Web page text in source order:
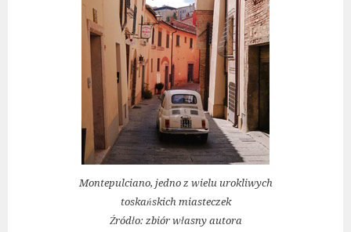
Montepulciano, jedno z wielu urokliwych
toskańskich miasteczek
Źródło: zbiór własny autora